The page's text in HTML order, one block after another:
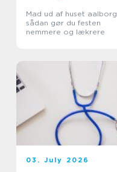
Mad ud af huset aalborg
sådan gør du festen
nemmere og lækrere
03. July 2026